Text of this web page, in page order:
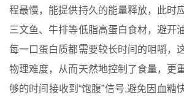
程最慢，能提供持久的能量释放，此时
三文鱼、牛排等低脂高蛋白食材，避开
每一口蛋白质都需要较长时间的咀嚼，
物理难度，从而天然地控制了食量，更
够的时间接收到“饱腹”信号,避免因血糖